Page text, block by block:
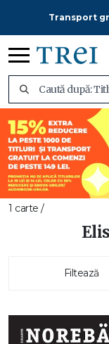
Transport
1 carte /
Filtează